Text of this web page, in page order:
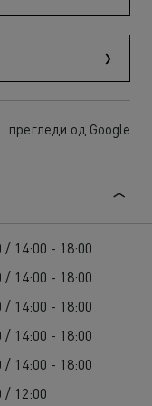
прегледи од Google
/ 14:00 - 18:00
/ 14:00 - 18:00
/ 14:00 - 18:00
/ 14:00 - 18:00
/ 14:00 - 18:00
/ 12:00